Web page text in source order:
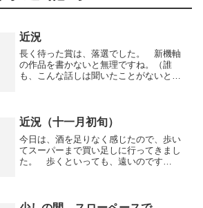
近況
長く待った賞は、落選でした。 新機軸
の作品を書かないと無理ですね。（誰
も、こんな話しは聞いたことがないとい
でした。 きつい暑さが通り...
近況（十一月初旬）
今日は、酒を足りなく感じたので、歩い
てスーパーまで買い足しに行ってきまし
た。 歩くといっても、遠いのです
んですが、僕の場合、割とスタ...